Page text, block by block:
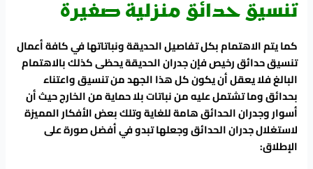
تنسيق حدائق منزلية صغيرة
كما يتم الاهتمام بكل تفاصيل الحديقة ونباتاتها في كافة أعمال
تنسيق حدائق رخيص فإن جدران الحديقة يحظى كذلك بالاهتمام
البالغ فلا يعقل أن يكون كل هذا الجهد من تنسيق واعتناء
بحدائق وما تشتمل عليه من نباتات بلا حماية من الخارج حيث أن
أسوار وجدران الحدائق هامة للغاية وتلك بعض الأفكار المميزة
لاستغلال جدران الحدائق وجعلها تبدو في أفضل صورة على
الإطلاق: